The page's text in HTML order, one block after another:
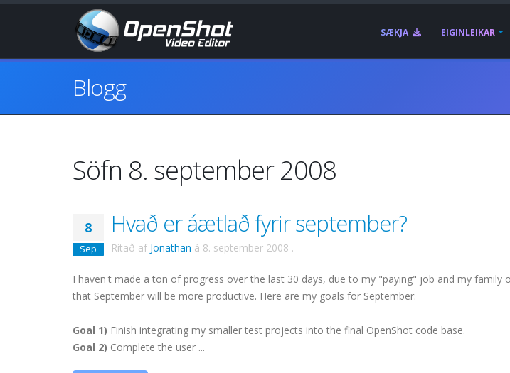
SÆKJA EIGINLEIKAR
Blogg
Söfn 8. september 2008
8
Sep
Hvað er áætlað fyrir september?
Ritað af Jonathan á 8. september 2008 .
I haven't made a ton of progress over the last 30 days, due to my "paying" job and my family
that September will be more productive. Here are my goals for September:
Goal 1) Finish integrating my smaller test projects into the final OpenShot code base.
Goal 2) Complete the user ...